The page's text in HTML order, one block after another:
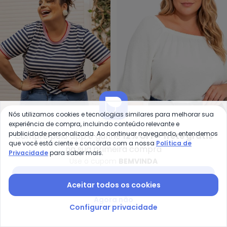
Marguerite - Blusa (Listrada)
Blusa (Listrada) em
Malha Listrada
MARGUERITE
R$ 49,99R$ 69,99
Blusa (Off White) em
MARGUERITE
-70%
-75%
Compre pelo app e ganhe12% OFF + frete grátis
na sua primeira compra
Nós utilizamos cookies e tecnologias similares para melhorar sua
experiência de compra, incluindo conteúdo relevante e
publicidade personalizada. Ao continuar navegando, entendemos
que você está ciente e concorda com a nossa Política de
Privacidadepara saber mais.
Aceitar todos os cookies
Configurar privacidade